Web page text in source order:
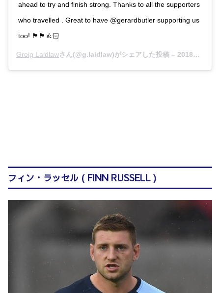
ahead to try and finish strong. Thanks to all the supporters
who travelled . Great to have @gerardbutler supporting us
too! 🏴󠁧󠁢󠁳󠁣󠁴󠁿🏴󠁧󠁢󠁳󠁣󠁴󠁿👍🏻
Greig Laidlawさん(@g.laidlaw)がシェアした投稿 – 2018年 3月月11日午前9時34分PDT
フィン・ラッセル ( FINN RUSSELL )